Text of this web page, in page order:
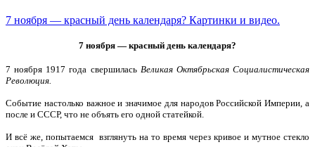
7 ноября — красный день календаря? Картинки и видео.
7 ноября — красный день календаря?
7 ноября 1917 года свершилась Великая Октябрьская Социалистическая
Революция.
Событие настолько важное и значимое для народов Российской Империи, а
после и СССР, что не объять его одной статейкой.
И всё же, попытаемся взглянуть на то время через кривое и мутное стекло